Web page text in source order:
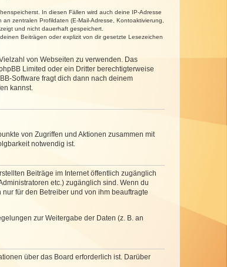
In diesen Fällen wird auch deine IP-Adresse
zentralen Profildaten (E-Mail-Adresse, Kontoaktivierung,
und nicht dauerhaft gespeichert.
Beiträgen oder explizit von dir gesetzte Lesezeichen
von Webseiten zu verwenden. Das
Limited oder ein Dritter berechtigterweise
Software fragt dich dann nach deinem
kannst.
von Zugriffen und Aktionen zusammen mit
notwendig ist.
Beiträge im Internet öffentlich zugänglich
etc.) zugänglich sind. Wenn du
für den Betreiber und von ihm beauftragte
zur Weitergabe der Daten (z. B. an
über das Board erforderlich ist. Darüber